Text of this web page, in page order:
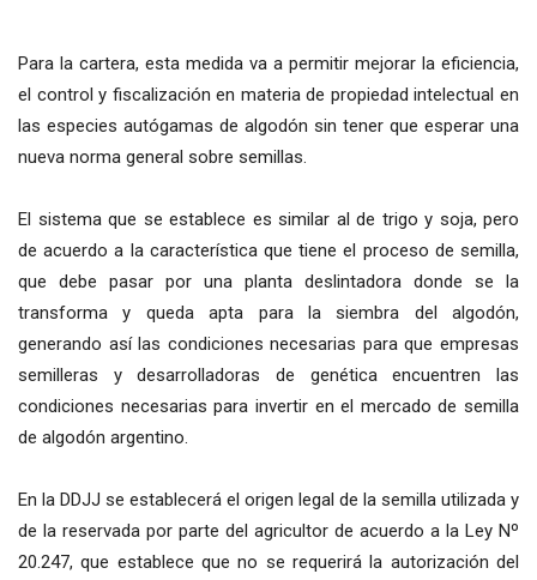
Para la cartera, esta medida va a permitir mejorar la eficiencia,
el control y fiscalización en materia de propiedad intelectual en
las especies autógamas de algodón sin tener que esperar una
nueva norma general sobre semillas.
El sistema que se establece es similar al de trigo y soja, pero
de acuerdo a la característica que tiene el proceso de semilla,
que debe pasar por una planta deslintadora donde se la
transforma y queda apta para la siembra del algodón,
generando así las condiciones necesarias para que empresas
semilleras y desarrolladoras de genética encuentren las
condiciones necesarias para invertir en el mercado de semilla
de algodón argentino.
En la DDJJ se establecerá el origen legal de la semilla utilizada y
de la reservada por parte del agricultor de acuerdo a la Ley Nº
20.247, que establece que no se requerirá la autorización del